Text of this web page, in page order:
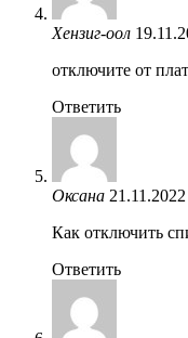
Хензиг-оол
отключите от
Ответить
Оксана
Как отключить
Ответить